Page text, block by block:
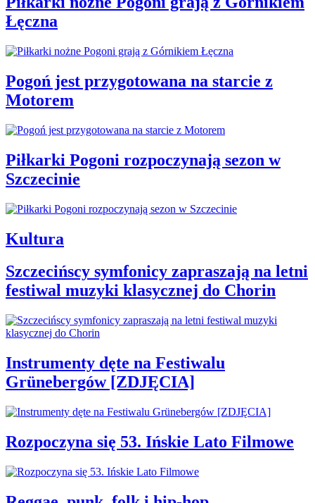
Łęczna
Pogoń jest przygotowana na starcie z
Motorem
Piłkarki Pogoni rozpoczynają sezon w
Szczecinie
Kultura
Szczecińscy symfonicy zapraszają na letni
festiwal muzyki klasycznej do Chorin
Instrumenty dęte na Festiwalu
Grünebergów [ZDJĘCIA]
Rozpoczyna się 53. Ińskie Lato Filmowe